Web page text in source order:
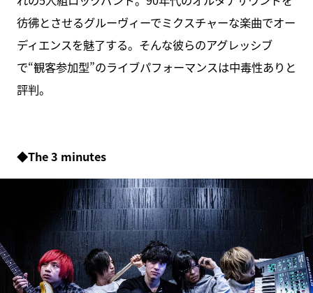
彷彿とさせるグルーヴィーでミクスチャーな楽曲でオー
ディエンスを魅了する。そんな彼らのアグレッシブ
で“観客参加型”のライブパフォーマンスは中毒性ありと
評判。
◆The 3 minutes